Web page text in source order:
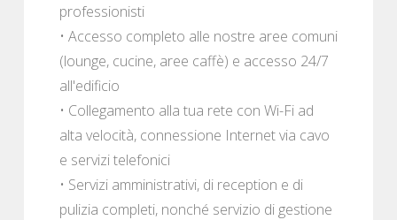
professionisti
• Accesso completo alle nostre aree comuni
(lounge, cucine, aree caffè) e accesso 24/7
all'edificio
• Collegamento alla tua rete con Wi-Fi ad
alta velocità, connessione Internet via cavo
e servizi telefonici
• Servizi amministrativi, di reception e di
pulizia completi, nonché servizio di gestione